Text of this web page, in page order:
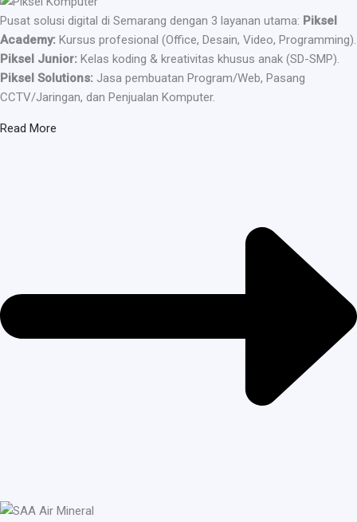
Pusat solusi digital di Semarang dengan 3 layanan utama: Piksel
Academy: Kursus profesional (Office, Desain, Video, Programming).
Piksel Junior: Kelas koding & kreativitas khusus anak (SD-SMP).
Piksel Solutions: Jasa pembuatan Program/Web, Pasang
CCTV/Jaringan, dan Penjualan Komputer.
Read More